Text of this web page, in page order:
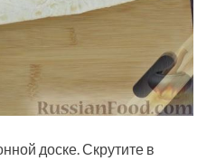
доске. Скрутите в